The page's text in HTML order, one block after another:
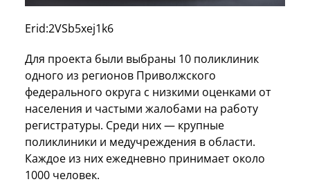
Erid:2VSb5xej1k6
Для проекта были выбраны 10 поликлиник
одного из регионов Приволжского
федерального округа с низкими оценками от
населения и частыми жалобами на работу
регистратуры. Среди них — крупные
поликлиники и медучреждения в области.
Каждое из них ежедневно принимает около
1000 человек.